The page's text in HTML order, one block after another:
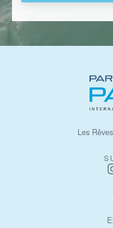
Les